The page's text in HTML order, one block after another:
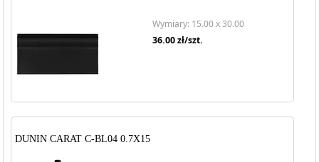
Wymiary: 15.00 x 30.00
36.00zł/szt.
DUNIN CARAT C-BL04 0.7X15